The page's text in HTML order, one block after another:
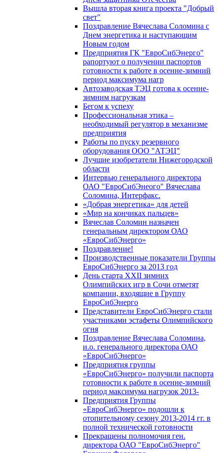
Вышла вторая книга проекта "Добрый
свет"
Поздравление Вячеслава Соломина с
Днем энергетика и наступающим
Новым годом
Предприятия ГК "ЕвроСибЭнерго"
рапортуют о получении паспортов
готовности к работе в осенне-зимний
период максимума нагр
Автозаводская ТЭЦ готова к осенне-
зимним нагрузкам
Бегом к успеху
Профессиональная этика –
необходимый регулятор в механизме
предприятия
Работы по пуску резервного
оборудования ООО "АТЭЦ"
Лучшие изобретатели Нижегородской
области
Интервью генерального директора
ОАО "ЕвроСибЭнеого" Вячеслава
Соломина, Интерфакс.
«Добрая энергетика» для детей
«Мир на кончиках пальцев»
Вячеслав Соломин назначен
генеральным директором ОАО
«ЕвроСибЭнерго»
Поздравление!
Производственные показатели Группы
ЕвроСибЭнерго за 2013 год
День старта XXII зимних
Олимпийских игр в Сочи отметят
компании, входящие в Группу
ЕвроСибЭнерго
Представители ЕвроСибЭнерго стали
участниками эстафеты Олимпийского
огня
Поздравление Вячеслава Соломина,
и.о. генерального директора ОАО
«ЕвроСибЭнерго»
Предприятия группы
«ЕвроСибЭнерго» получили паспорта
готовности к работе в осенне-зимний
период максимума нагрузок 2013-
Предприятия Группы
«ЕвроСибЭнерго» подошли к
отопительному сезону 2013-2014 гг. в
полной технической готовности
Прекращены полномочия ген.
директора ОАО "ЕвроСибЭнерго"